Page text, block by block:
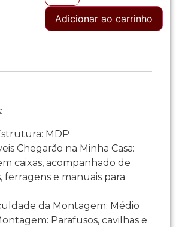
Adicionar ao carrinho
MDP
Chegarão na Minha Casa:
caixas, acompanhado de
ferragens e manuais para
da Montagem: Médio
Parafusos, cavilhas e